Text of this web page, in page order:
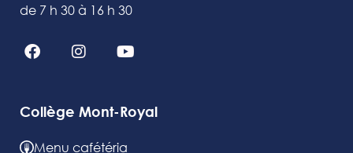
de 7 h 30 à 16 h 30
Collège Mont-Royal
Menu cafétéria